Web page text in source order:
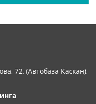
72, (Автобаза Каскан),